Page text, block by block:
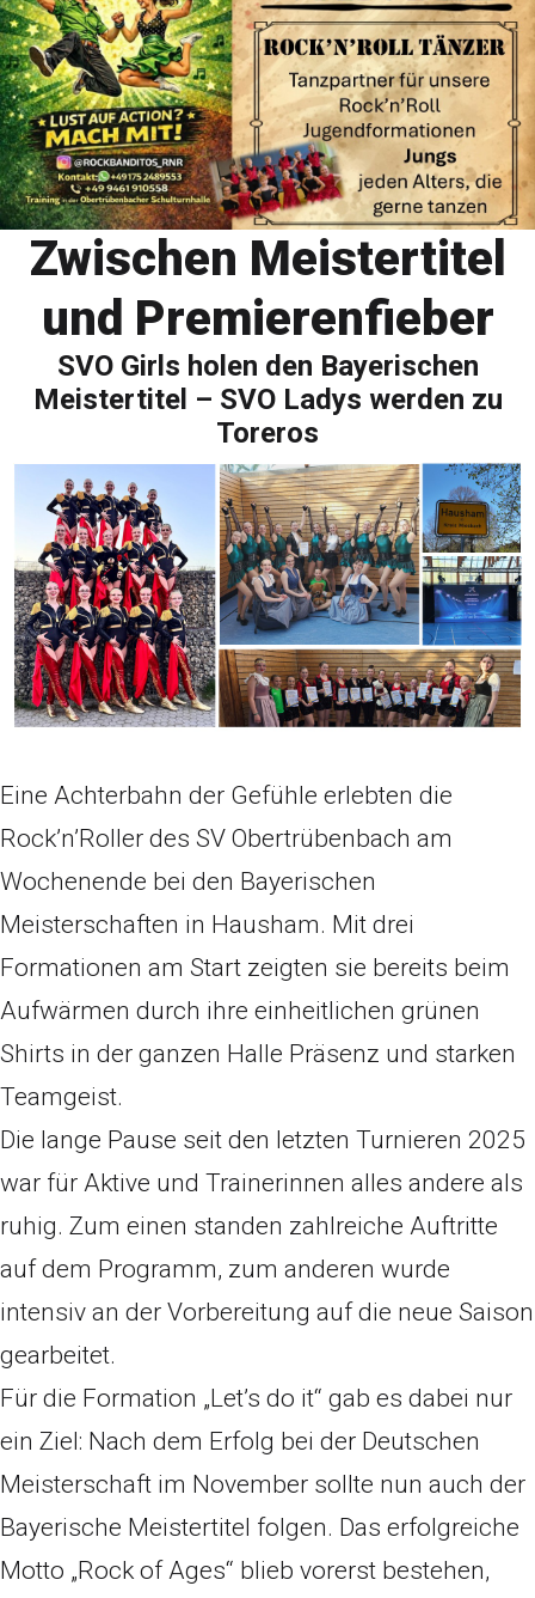
Zwischen Meistertitel
und Premierenfieber
SVO Girls holen den Bayerischen
Meistertitel – SVO Ladys werden zu
Toreros
Eine Achterbahn der Gefühle erlebten die
Rock’n’Roller des SV Obertrübenbach am
Wochenende bei den Bayerischen
Meisterschaften in Hausham. Mit drei
Formationen am Start zeigten sie bereits beim
Aufwärmen durch ihre einheitlichen grünen
Shirts in der ganzen Halle Präsenz und starken
Teamgeist.
Die lange Pause seit den letzten Turnieren 2025
war für Aktive und Trainerinnen alles andere als
ruhig. Zum einen standen zahlreiche Auftritte
auf dem Programm, zum anderen wurde
intensiv an der Vorbereitung auf die neue Saison
gearbeitet.
Für die Formation „Let’s do it“ gab es dabei nur
ein Ziel: Nach dem Erfolg bei der Deutschen
Meisterschaft im November sollte nun auch der
Bayerische Meistertitel folgen. Das erfolgreiche
Motto „Rock of Ages“ blieb vorerst bestehen,